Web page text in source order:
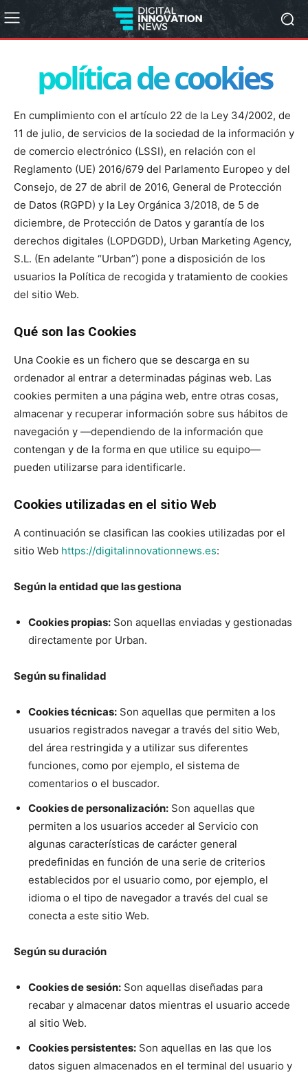
política de cookies
En cumplimiento con el artículo 22 de la Ley 34/2002, de
11 de julio, de servicios de la sociedad de la información y
de comercio electrónico (LSSI), en relación con el
Reglamento (UE) 2016/679 del Parlamento Europeo y del
Consejo, de 27 de abril de 2016, General de Protección
de Datos (RGPD) y la Ley Orgánica 3/2018, de 5 de
diciembre, de Protección de Datos y garantía de los
derechos digitales (LOPDGDD), Urban Marketing Agency,
S.L. (En adelante “Urban”) pone a disposición de los
usuarios la Política de recogida y tratamiento de cookies
del sitio Web.
Qué son las Cookies
Una Cookie es un fichero que se descarga en su
ordenador al entrar a determinadas páginas web. Las
cookies permiten a una página web, entre otras cosas,
almacenar y recuperar información sobre sus hábitos de
navegación y —dependiendo de la información que
contengan y de la forma en que utilice su equipo—
pueden utilizarse para identificarle.
Cookies utilizadas en el sitio Web
A continuación se clasifican las cookies utilizadas por el
sitio Web https://digitalinnovationnews.es:
Según la entidad que las gestiona
Cookies propias: Son aquellas enviadas y gestionadas
directamente por Urban.
Según su finalidad
Cookies técnicas: Son aquellas que permiten a los
usuarios registrados navegar a través del sitio Web,
del área restringida y a utilizar sus diferentes
funciones, como por ejemplo, el sistema de
comentarios o el buscador.
Cookies de personalización: Son aquellas que
permiten a los usuarios acceder al Servicio con
algunas características de carácter general
predefinidas en función de una serie de criterios
establecidos por el usuario como, por ejemplo, el
idioma o el tipo de navegador a través del cual se
conecta a este sitio Web.
Según su duración
Cookies de sesión: Son aquellas diseñadas para
recabar y almacenar datos mientras el usuario accede
al sitio Web.
Cookies persistentes: Son aquellas en las que los
datos siguen almacenados en el terminal del usuario y